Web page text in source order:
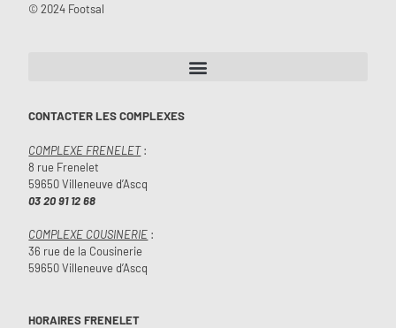
© 2024 Footsal
CONTACTER LES COMPLEXES
COMPLEXE FRENELET:
8 rue Frenelet
59650 Villeneuve d’Ascq
03 20 91 12 68
COMPLEXE COUSINERIE :
36 rue de la Cousinerie
59650 Villeneuve d’Ascq
HORAIRES FRENELET